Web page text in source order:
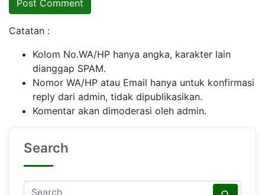
Catatan :
Kolom No.WA/HP hanya angka, karakter lain
dianggap SPAM.
Nomor WA/HP atau Email hanya untuk konfirmasi
reply dari admin, tidak dipublikasikan.
Komentar akan dimoderasi oleh admin.
Search